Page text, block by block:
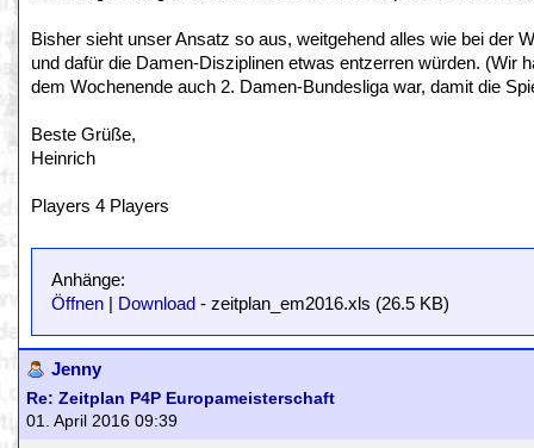
Bisher sieht unser Ansatz so aus, weitgehend alles wie bei der
und dafür die Damen-Disziplinen etwas entzerren würden. (Wir
dem Wochenende auch 2. Damen-Bundesliga war, damit die
Beste Grüße,
Heinrich
Players 4 Players
Anhänge:
Öffnen
Download - zeitplan_em2016.xls (26.5 KB)
Jenny
Re: Zeitplan P4P Europameisterschaft
01. April 2016 09:39